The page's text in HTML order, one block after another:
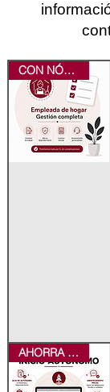
CON NÓMINA INCLUIDA
AHORRA 49€